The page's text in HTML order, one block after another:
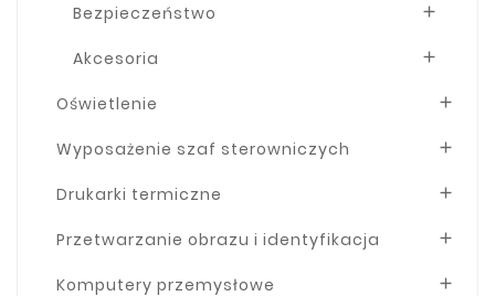
Bezpieczeństwo 
Akcesoria 
Oświetlenie 
Wyposażenie szaf sterowniczych 
Drukarki termiczne 
Przetwarzanie obrazu i identyfikacja 
Komputery przemysłowe 